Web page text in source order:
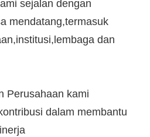
sejalan dengan
mendatang,termasuk
dan
Perusahaan kami
dalam membantu